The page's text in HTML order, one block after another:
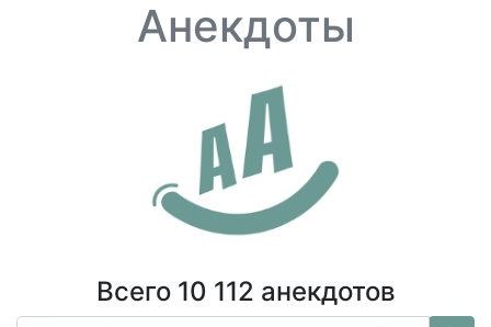
Анекдоты
Всего 10 112 анекдотов